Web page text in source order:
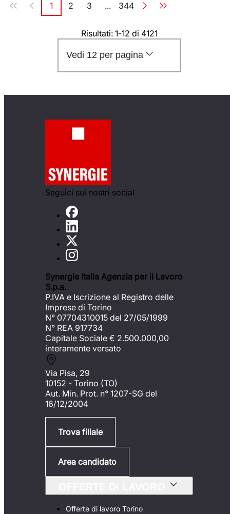
Pagina
1 Pagina
2 Pagina
3 ... Pagina
344
Risultati: 1-12 di 4121
Vedi 12 per pagina
Seguici sui nostri social
Synergie Italia Agenzia per il Lavoro
S.p.a.
P.IVA e Iscrizione al Registro delle
Imprese di Torino
N° 07704310015 del 27/05/1999
N° REA 917734
Capitale Sociale € 2.500.000,00
interamente versato
Via Pisa, 29
10152 - Torino (TO)
Aut. Min. Prot. n° 1207-SG del
16/12/2004
Trova filiale
Area candidato
Offerte di lavoro Torino